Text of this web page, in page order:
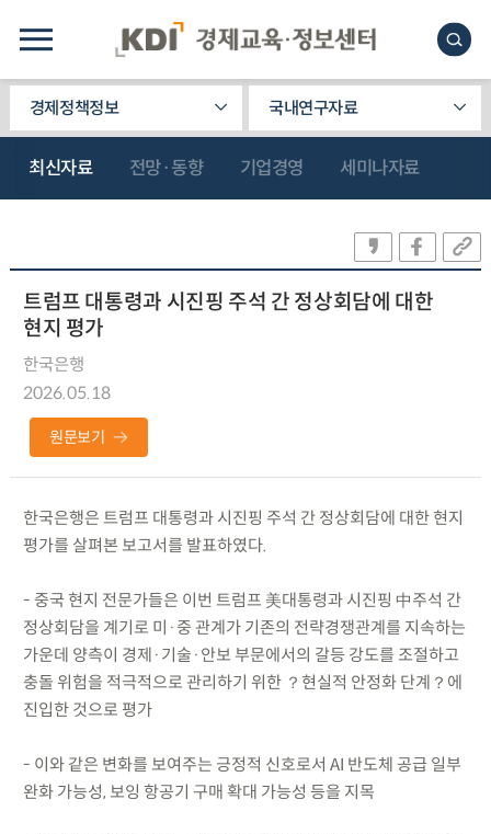
경제정책정보 국내연구자료
최신자료 전망·동향 기업경영 세미나자료
트럼프 대통령과 시진핑 주석 간 정상회담에 대한
현지 평가
한국은행
2026.05.18
원문보기
한국은행은 트럼프 대통령과 시진핑 주석 간 정상회담에 대한 현지
평가를 살펴본 보고서를 발표하였다.
- 중국 현지 전문가들은 이번 트럼프 美대통령과 시진핑 中주석 간
정상회담을 계기로 미·중 관계가 기존의 전략경쟁관계를 지속하는
가운데 양측이 경제·기술·안보 부문에서의 갈등 강도를 조절하고
충돌 위험을 적극적으로 관리하기 위한 ？현실적 안정화 단계？에
진입한 것으로 평가
- 이와 같은 변화를 보여주는 긍정적 신호로서 AI 반도체 공급 일부
완화 가능성, 보잉 항공기 구매 확대 가능성 등을 지목